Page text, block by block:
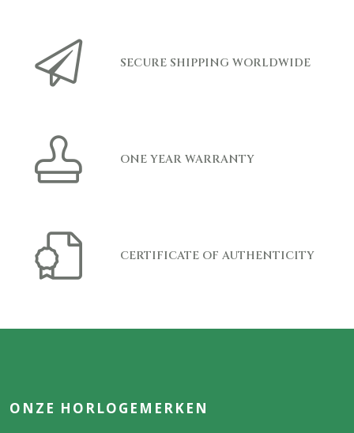
SECURE SHIPPING WORLDWIDE
ONE YEAR WARRANTY
CERTIFICATE OF AUTHENTICITY
ONZE HORLOGEMERKEN